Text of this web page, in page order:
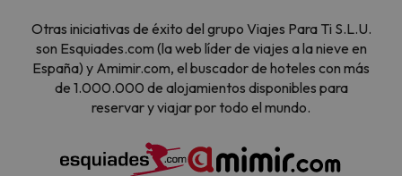
Otras iniciativas de éxito del grupo Viajes Para Ti S.L.U.
son Esquiades.com (la web líder de viajes a la nieve en
España) y Amimir.com, el buscador de hoteles con más
de 1.000.000 de alojamientos disponibles para
reservar y viajar por todo el mundo.